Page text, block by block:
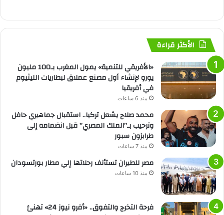
الأكثر قراءة
«الأفريقي للتنمية» يمول المغرب بـ100 مليون
يورو لإنشاء أول مصنع عملاق لبطاريات الليثيوم
في أفريقيا
منذ 6 ساعات
محمد صلاح يشعل تركيا.. استقبال جماهيري حافل
وترحيب بـ”الملك المصري” قبل انضمامه إلى
طرابزون سبور
منذ 7 ساعات
مصر للطيران تستأنف رحلاتها إلي مطار بورتسودان
منذ 10 ساعات
فرحة التخرج والتفوق.. «أفرو نيوز 24» تهنئ